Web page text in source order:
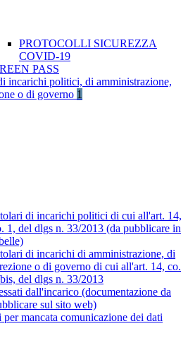
PROTOCOLLI SICUREZZA
COVID-19
PASS
incarichi politici, di amministrazione,
o di governo 1
di incarichi politici di cui all'art. 14,
1, del dlgs n. 33/2013 (da pubblicare in
di incarichi di amministrazione, di
o di governo di cui all'art. 14, co.
del dlgs n. 33/2013
dall'incarico (documentazione da
sul sito web)
per mancata comunicazione dei dati